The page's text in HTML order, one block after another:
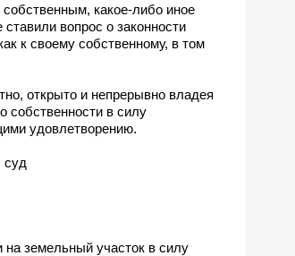
какое-либо иное
вопрос о законности
к своему собственному, в том
открыто и непрерывно владея
собственности в силу
удовлетворению.
суд
земельный участок в силу